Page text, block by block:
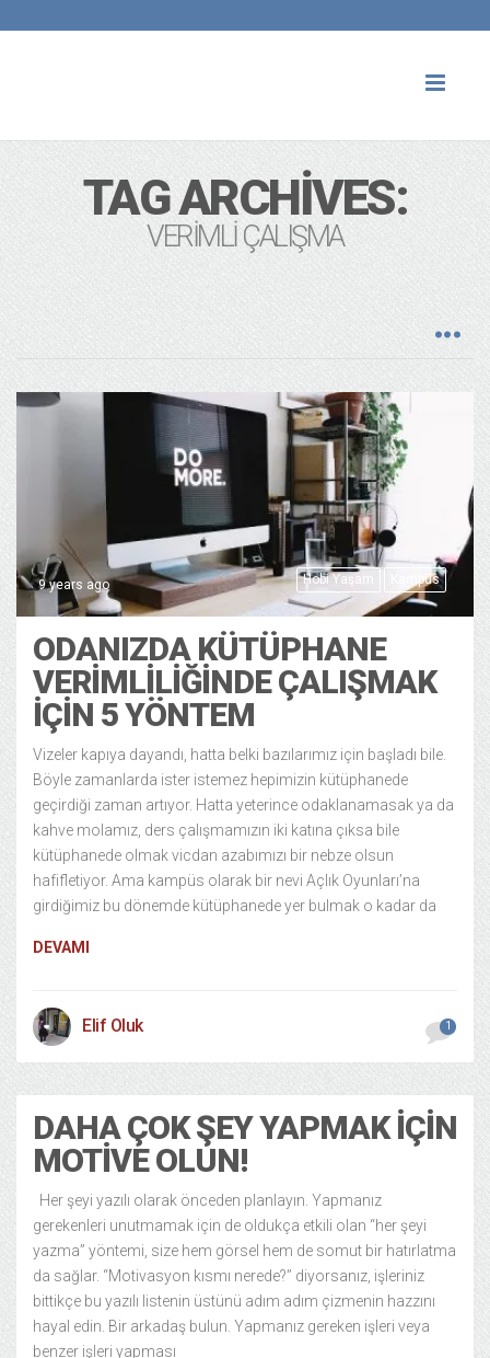
TAG ARCHIVES:
VERIMLI ÇALIŞMA
Hobi Yaşam Kampüs
9 years ago
ODANIZDA KÜTÜPHANE
VERIMLILIĞINDE ÇALIŞMAK
IÇIN 5 YÖNTEM
Vizeler kapıya dayandı, hatta belki bazılarımız için başladı bile.
Böyle zamanlarda ister istemez hepimizin kütüphanede
geçirdiği zaman artıyor. Hatta yeterince odaklanamasak ya da
kahve molamız, ders çalışmamızın iki katına çıksa bile
kütüphanede olmak vicdan azabımızı bir nebze olsun
hafifletiyor. Ama kampüs olarak bir nevi Açlık Oyunları’na
girdiğimiz bu dönemde kütüphanede yer bulmak o kadar da
DEVAMI
Elif Oluk 1
DAHA ÇOK ŞEY YAPMAK İÇIN
MOTIVE OLUN!
Her şeyi yazılı olarak önceden planlayın. Yapmanız
gerekenleri unutmamak için de oldukça etkili olan “her şeyi
yazma” yöntemi, size hem görsel hem de somut bir hatırlatma
da sağlar. “Motivasyon kısmı nerede?” diyorsanız, işleriniz
bittikçe bu yazılı listenin üstünü adım adım çizmenin hazzını
hayal edin. Bir arkadaş bulun. Yapmanız gereken işleri veya
benzer işleri yapması